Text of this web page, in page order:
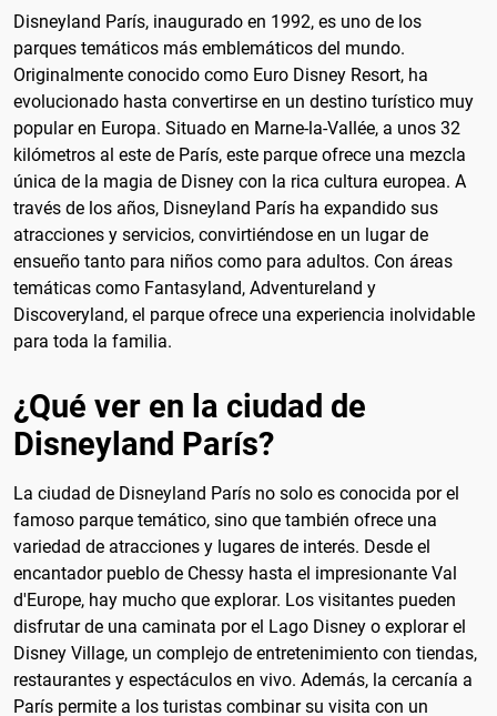
Disneyland París, inaugurado en 1992, es uno de los
parques temáticos más emblemáticos del mundo.
Originalmente conocido como Euro Disney Resort, ha
evolucionado hasta convertirse en un destino turístico muy
popular en Europa. Situado en Marne-la-Vallée, a unos 32
kilómetros al este de París, este parque ofrece una mezcla
única de la magia de Disney con la rica cultura europea. A
través de los años, Disneyland París ha expandido sus
atracciones y servicios, convirtiéndose en un lugar de
ensueño tanto para niños como para adultos. Con áreas
temáticas como Fantasyland, Adventureland y
Discoveryland, el parque ofrece una experiencia inolvidable
para toda la familia.
¿Qué ver en la ciudad de
Disneyland París?
La ciudad de Disneyland París no solo es conocida por el
famoso parque temático, sino que también ofrece una
variedad de atracciones y lugares de interés. Desde el
encantador pueblo de Chessy hasta el impresionante Val
d'Europe, hay mucho que explorar. Los visitantes pueden
disfrutar de una caminata por el Lago Disney o explorar el
Disney Village, un complejo de entretenimiento con tiendas,
restaurantes y espectáculos en vivo. Además, la cercanía a
París permite a los turistas combinar su visita con un